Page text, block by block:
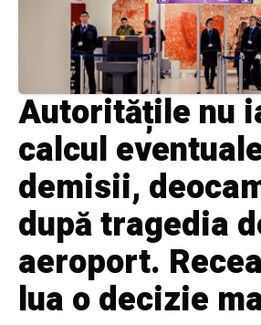
Autoritățile nu
calcul
demisii,
după tragedia
aeroport.
lua o decizie